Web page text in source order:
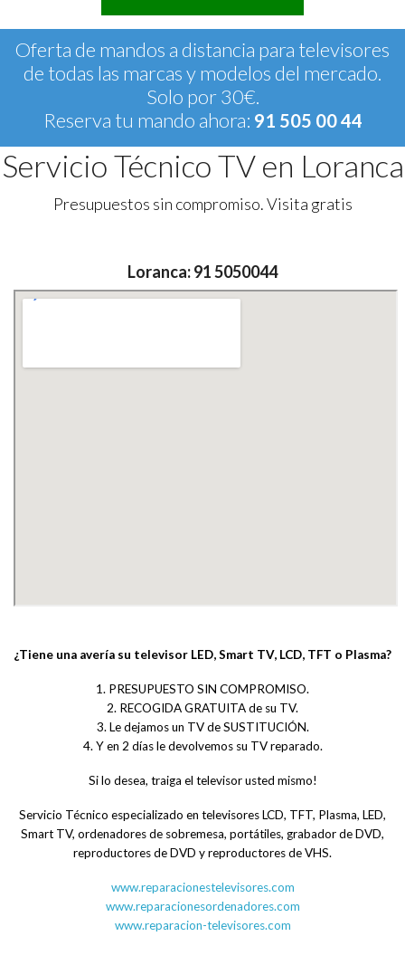
Oferta de mandos a distancia para televisores
de todas las marcas y modelos del mercado.
Solo por 30€.
Reserva tu mando ahora: 91 505 00 44
Servicio Técnico TV en Loranca
Presupuestos sin compromiso. Visita gratis
Loranca: 91 5050044
¿Tiene una avería su televisor LED, Smart TV, LCD, TFT o Plasma?
1. PRESUPUESTO SIN COMPROMISO.
2. RECOGIDA GRATUITA de su TV.
3. Le dejamos un TV de SUSTITUCIÓN.
4. Y en 2 días le devolvemos su TV reparado.
Si lo desea, traiga el televisor usted mismo!
Servicio Técnico especializado en televisores LCD, TFT, Plasma, LED,
Smart TV, ordenadores de sobremesa, portátiles, grabador de DVD,
reproductores de DVD y reproductores de VHS.
www.reparacionestelevisores.com
www.reparacionesordenadores.com
www.reparacion-televisores.com